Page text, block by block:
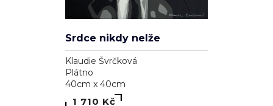
Srdce nikdy nelže
Klaudie Švrčková
Plátno
40cm x 40cm
1 710 Kč